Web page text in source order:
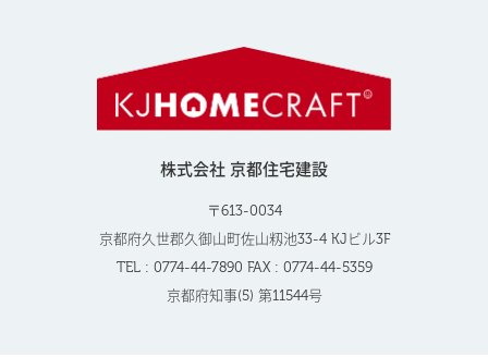
株式会社 京都住宅建設
〒613-0034
京都府久世郡久御山町佐山籾池33-4 KJビル3F
TEL : 0774-44-7890 FAX : 0774-44-5359
京都府知事(5) 第11544号